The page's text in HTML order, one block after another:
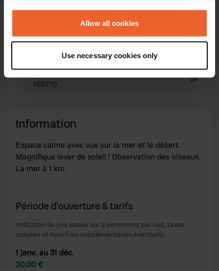
any time from the Cookie Declaration or by clicking on
the Privacy trigger icon.
Collect information about your geographical location
which can be accurate to within several meters
Identify your device by actively scanning it for
and set your preferences in the
We use cookies to personalise content and ads, to
provide social media features and to analyse our traffic.
We also share information about your use of our site with
provided to them or that they’ve collected from your use
Allow all cookies
Use necessary cookies only
L'adresse sera partagée après la réservation
Emplacement
Haría, Espagne
Code du site
169710
Information
Espace calme avec vue sur la mer et le désert.
Magnifique lever de soleil ! Observation des oiseaux.
La mer à 1 km.
Période d'ouverture & tarifs
Indication de prix basée sur 2 personnes par nuit, taxes
incluses et hors frais supplémentaires éventuels.
1 janv. au 31 déc.
20,00 €